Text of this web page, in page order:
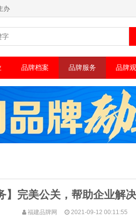
办
品牌档案 品牌服务 品牌
】完美公关，帮助企业解
福建品牌网 2021-09-12 00:11:55